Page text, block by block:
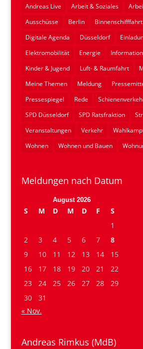
Andreas Live Arbeit & Soziales
Ausschüsse
Berlin Binnenschifffahrt
Digitale Agenda
Düsseldorf
Elektromobilität
Energie
Kinder & Jugend
Luft- & Raumfahrt
Meine Themen
Meldung
Pressespiegel
Rede
SPD Düsseldorf
SPD Ratsfraktion
Veranstaltungen
Verkehr
Wohnen
Wohnen und Bauen
Meldungen nach Datum
August 2026
S M D M D F
S
1
2
3 4 5 6 7
8
9
10 11 12 13 14
15
16
17 18 19 20 21
22
23
24 25 26 27 28
29
30
31
« Nov.
Andreas Rimkus (MdB)